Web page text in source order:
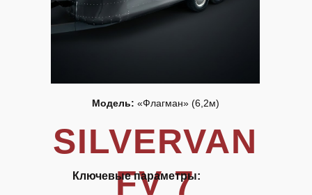
SILVERVAN
FV 7
Модель: «Флагман» (6,2м)
Ключевые параметры: